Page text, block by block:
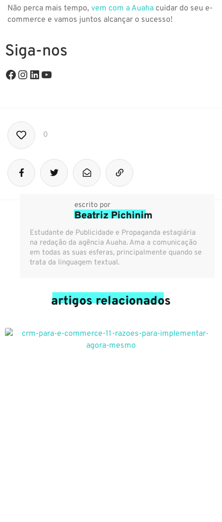
Não perca mais tempo, vem com a Auaha cuidar do seu e-
commerce e vamos juntos alcançar o sucesso!
Siga-nos
0
escrito por
Beatriz Pichinim
Estudante de Publicidade e Propaganda estagiária
na redação da agência Auaha. Ama a comunicação
em todas as suas esferas, principalmente quando se
trata da linguagem textual.
artigos relacionados